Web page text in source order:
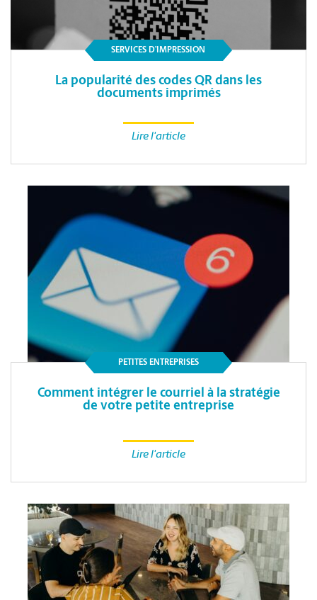
SERVICES D’IMPRESSION
La popularité des codes QR dans les
documents imprimés
Lire l'article
PETITES ENTREPRISES
Comment intégrer le courriel à la stratégie
de votre petite entreprise
Lire l'article